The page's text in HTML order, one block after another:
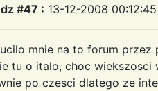
#47 : 13-12-2008
mnie na to forum
tu o italo, choc
po czesci dlatego ze